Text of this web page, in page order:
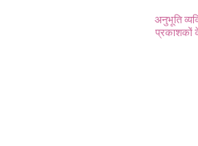
अनुभूति
प्रकाशकों